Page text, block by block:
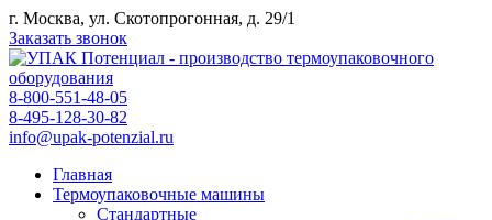
г. Москва, ул. Скотопрогонная, д. 29/1
Заказать звонок
8-800-551-48-05
8-495-128-30-82
info@upak-potenzial.ru
Главная
Термоупаковочные машины
Стандартные